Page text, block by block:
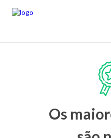
Os